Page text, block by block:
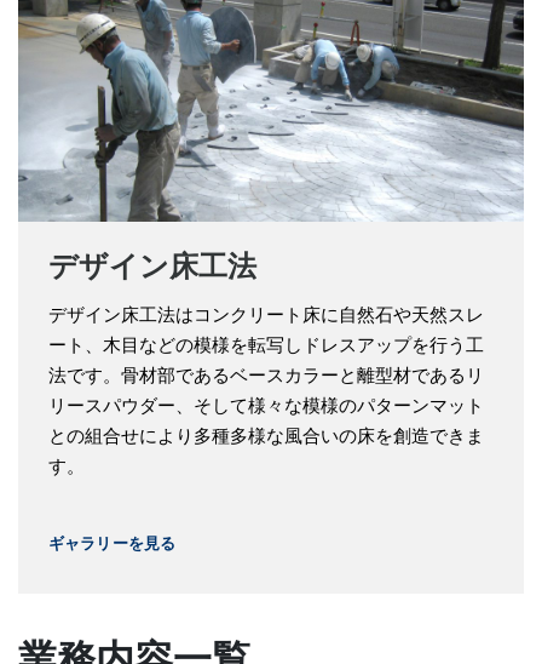
デザイン床工法
デザイン床工法はコンクリート床に自然石や天然スレ
ート、木目などの模様を転写しドレスアップを行う工
法です。骨材部であるベースカラーと離型材であるリ
リースパウダー、そして様々な模様のパターンマット
との組合せにより多種多様な風合いの床を創造できま
す。
ギャラリーを見る